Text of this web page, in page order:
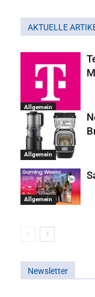
AKTUELLE
Allgemein
Allgemein
Allgemein
Newsletter